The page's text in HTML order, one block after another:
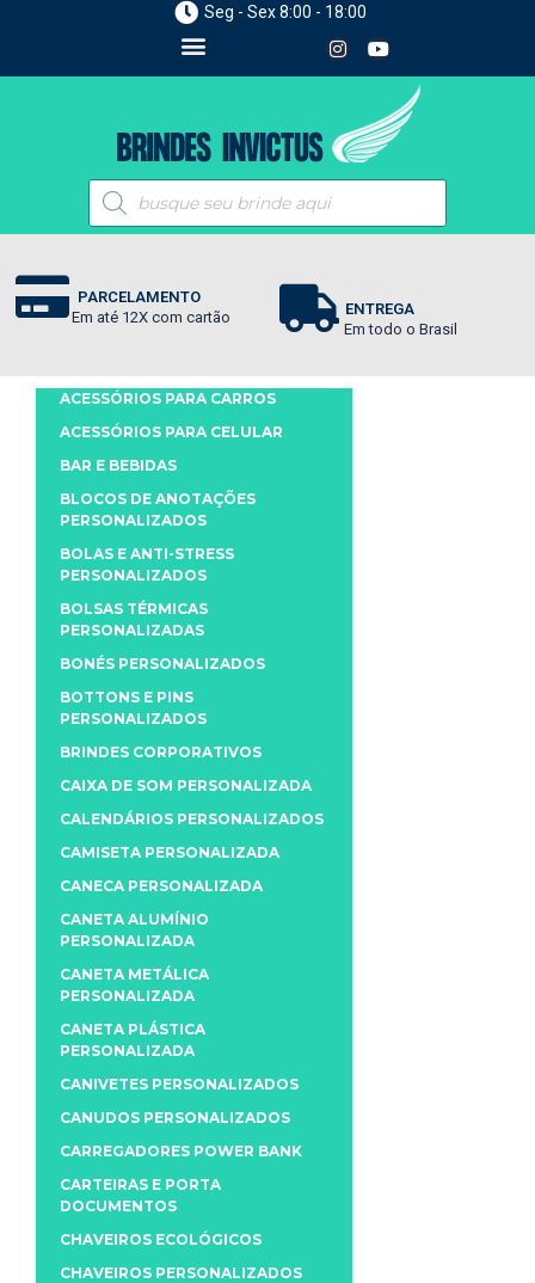
Seg - Sex 8:00 - 18:00
PARCELAMENTO
Em até 12X com cartão
ENTREGA
Em todo o Brasil
ACESSÓRIOS PARA CARROS
ACESSÓRIOS PARA CELULAR
BAR E BEBIDAS
BLOCOS DE ANOTAÇÕES
PERSONALIZADOS
BOLAS E ANTI-STRESS
PERSONALIZADOS
BOLSAS TÉRMICAS
PERSONALIZADAS
BONÉS PERSONALIZADOS
BOTTONS E PINS
PERSONALIZADOS
BRINDES CORPORATIVOS
CAIXA DE SOM PERSONALIZADA
CALENDÁRIOS PERSONALIZADOS
CAMISETA PERSONALIZADA
CANECA PERSONALIZADA
CANETA ALUMÍNIO
PERSONALIZADA
CANETA METÁLICA
PERSONALIZADA
CANETA PLÁSTICA
PERSONALIZADA
CANIVETES PERSONALIZADOS
CANUDOS PERSONALIZADOS
CARREGADORES POWER BANK
CARTEIRAS E PORTA
DOCUMENTOS
CHAVEIROS ECOLÓGICOS
CHAVEIROS PERSONALIZADOS